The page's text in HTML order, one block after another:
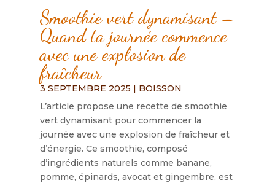
Smoothie vert dynamisant –
Quand ta journée commence
avec une explosion de
fraîcheur
3 SEPTEMBRE 2025 | BOISSON
L’article propose une recette de smoothie
vert dynamisant pour commencer la
journée avec une explosion de fraîcheur et
d’énergie. Ce smoothie, composé
d’ingrédients naturels comme banane,
pomme, épinards, avocat et gingembre, est